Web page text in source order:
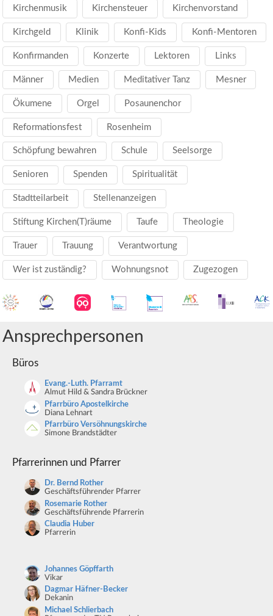
Kirchenmusik Kirchensteuer Kirchenvorstand
Kirchgeld Klinik Konfi-Kids Konfi-Mentoren
Konfirmanden Konzerte Lektoren Links
Männer Medien Meditativer Tanz Mesner
Ökumene Orgel Posaunenchor
Reformationsfest Rosenheim
Schöpfung bewahren Schule Seelsorge
Senioren Spenden Spiritualität
Stadtteilarbeit Stellenanzeigen
Stiftung Kirchen(T)räume Taufe Theologie
Trauer Trauung Verantwortung
Wer ist zuständig? Wohnungsnot Zugezogen
Ansprechpersonen
Büros
Evang.-Luth. Pfarramt
Almut Hild & Sandra Brückner
Pfarrbüro Apostelkirche
Diana Lehnart
Pfarrbüro Versöhnungskirche
Simone Brandstädter
Pfarrerinnen und Pfarrer
Dr. Bernd Rother
Geschäftsführender Pfarrer
Rosemarie Rother
Geschäftsführende Pfarrerin
Claudia Huber
Pfarrerin
Johannes Göpffarth
Vikar
Dagmar Häfner-Becker
Dekanin
Michael Schlierbach